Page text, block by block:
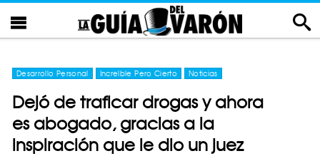
Desarrollo Personal Increíble Pero Cierto Noticias
Dejó de traficar drogas y ahora
es abogado, gracias a la
inspiración que le dio un juez